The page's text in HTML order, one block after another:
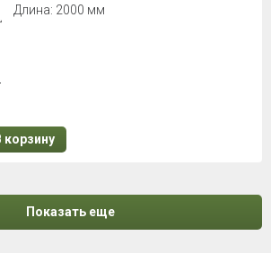
Длина: 2000 мм
корзину
Показать еще